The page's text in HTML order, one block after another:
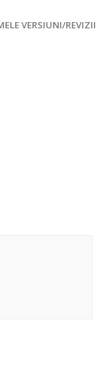
VERSIUNI/REVIZII